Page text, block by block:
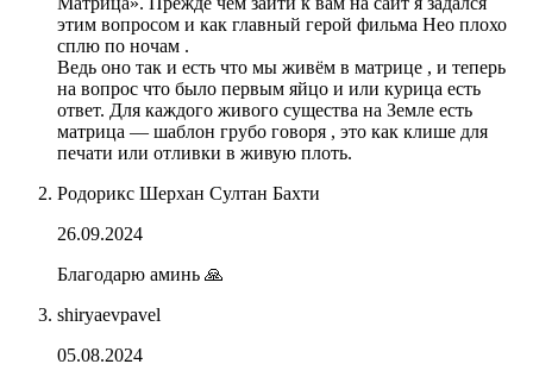
этим вопросом и как главный герой фильма Нео плохо
сплю по ночам .
Ведь оно так и есть что мы живём в матрице , и теперь
на вопрос что было первым яйцо и или курица есть
ответ. Для каждого живого существа на Земле есть
матрица — шаблон грубо говоря , это как клише для
печати или отливки в живую плоть.
Родорикс Шерхан Султан Бахти
26.09.2024
Благодарю аминь 🙏
shiryaevpavel
05.08.2024